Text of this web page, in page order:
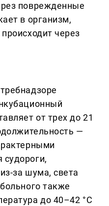
поврежденные
в организм,
через
от трех до 21
—
за шума, света
также
до 40–42 °С